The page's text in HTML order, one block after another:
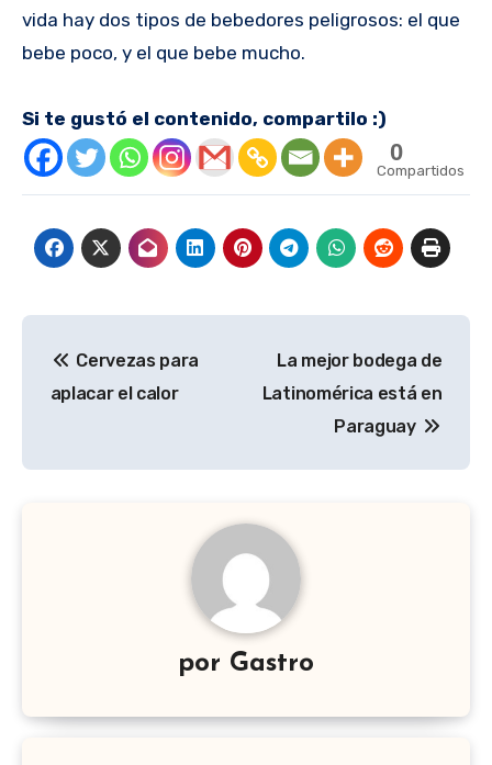
vida hay dos tipos de bebedores peligrosos: el que
bebe poco, y el que bebe mucho.
Si te gustó el contenido, compartilo :)
0
Compartidos
de
Cervezas para
aplacar el calor
La mejor bodega de
Latinomérica está en
Paraguay
por Gastro